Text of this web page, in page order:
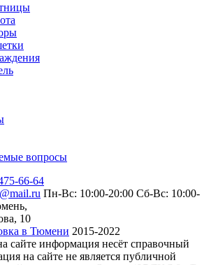
вопросы
66-64
Пн-Вс: 10:00-20:00 Сб-Вс: 10:00-
10
в Тюмени 2015-2022
сайте информация несёт справочный
на сайте не является публичной